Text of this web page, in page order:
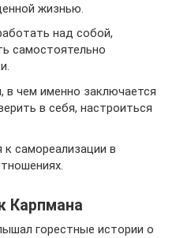
жизнью.
над собой,
самостоятельно
в чем именно заключается
в себя, настроиться
к самореализации в
Карпмана
горестные истории о